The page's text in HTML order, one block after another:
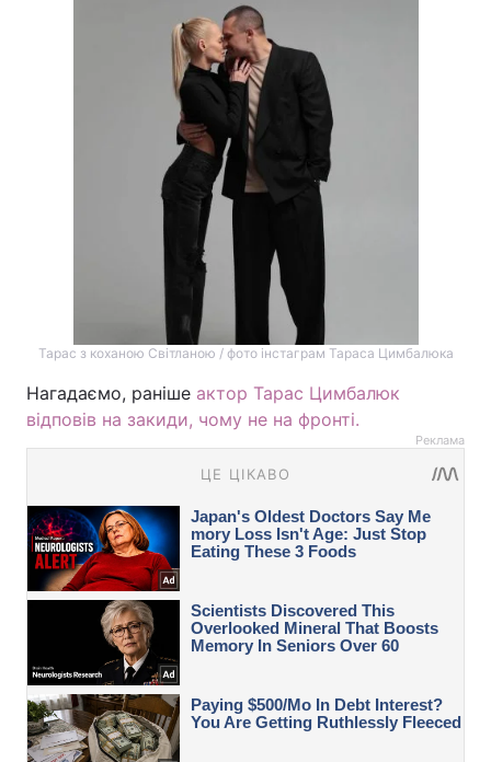
Тарас з коханою Світланою / фото інстаграм Тараса Цимбалюка
Нагадаємо, раніше актор Тарас Цимбалюк
відповів на закиди, чому не на фронті.
Реклама